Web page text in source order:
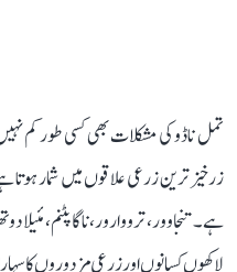
تمل ناڈو کی مشکلات بھی کسی طور کم
زرخیز ترین زرعی علاقوں میں شمار ہوتا
ہے۔ تنجاوور، ترووارور، ناگاپٹنم،
لاکھوں کسانوں اور زرعی مزدوروں کا